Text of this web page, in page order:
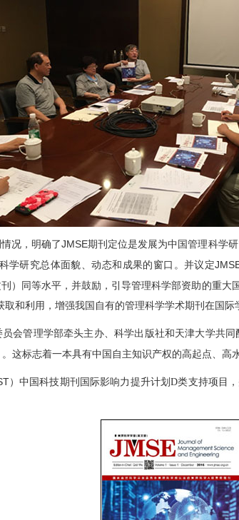
况，明确了JMSE期刊定位是发展为中国管理科学
学研究总体面貌、动态和成果的窗口。并议定
）同等水平，并鼓励，引导管理科学部资助的重大
和利用，增强我国自有的管理科学学术期刊在国际
会管理学部牵头主办、科学出版社和天津大学共
。这标志着一本具有中国自主知识产权的高起点、高
）中国科技期刊国际影响力提升计划D类支持项目